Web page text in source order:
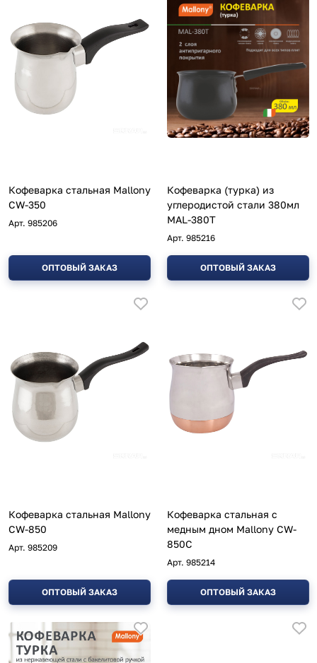
Кофеварка стальная Mallony
CW-350
Арт. 985206
ОПТОВЫЙ ЗАКАЗ
Кофеварка (турка) из
углеродистой стали 380мл
MAL-380T
Арт. 985216
ОПТОВЫЙ ЗАКАЗ
Кофеварка стальная Mallony
CW-850
Арт. 985209
ОПТОВЫЙ ЗАКАЗ
Кофеварка стальная с
медным дном Mallony CW-
850C
Арт. 985214
ОПТОВЫЙ ЗАКАЗ